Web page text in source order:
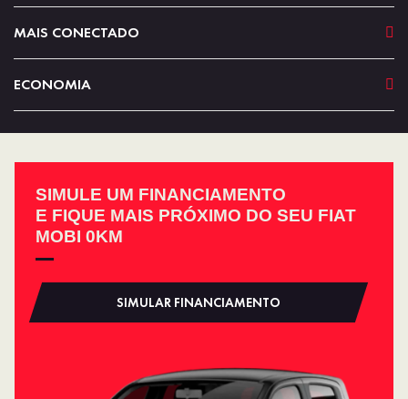
MAIS CONECTADO
ECONOMIA
SIMULE UM FINANCIAMENTO
E FIQUE MAIS PRÓXIMO DO SEU FIAT
MOBI 0KM
SIMULAR FINANCIAMENTO